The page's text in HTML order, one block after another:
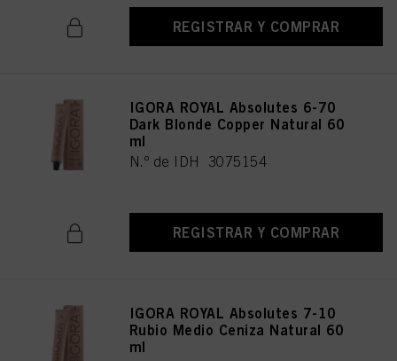
REGISTRAR Y COMPRAR
IGORA ROYAL Absolutes 6-70
Dark Blonde Copper Natural 60
ml
N.º de IDH 3075154
REGISTRAR Y COMPRAR
IGORA ROYAL Absolutes 7-10
Rubio Medio Ceniza Natural 60
ml